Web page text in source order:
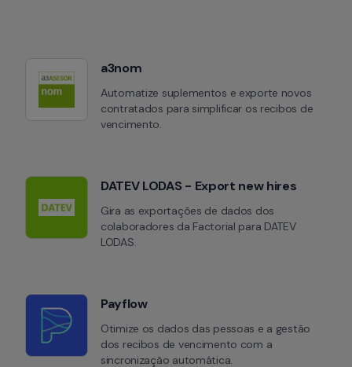
a3nom
Automatize suplementos e exporte novos
contratados para simplificar os recibos de
vencimento.
DATEV LODAS - Export new hires
Gira as exportações de dados dos
colaboradores da Factorial para DATEV
LODAS.
Payflow
Otimize os dados das pessoas e a gestão
dos recibos de vencimento com a
sincronização automática.